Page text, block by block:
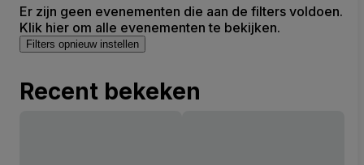
Er zijn geen evenementen die aan de filters voldoen.
Klik hier om alle evenementen te bekijken.
Filters opnieuw instellen
Recent bekeken